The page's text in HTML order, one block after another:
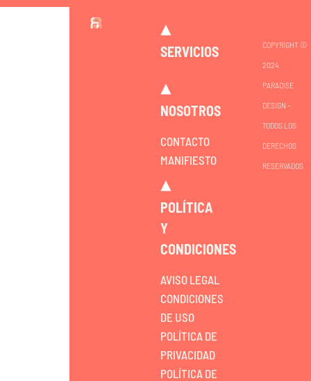
SERVICIOS
NOSOTROS
CONTACTO
MANIFIESTO
POLÍTICA
Y
CONDICIONES
AVISO LEGAL
CONDICIONES
DE USO
POLÍTICA DE
PRIVACIDAD
POLÍTICA DE
COPYRIGHT ©
2024
PARADISE
DESIGN –
TODOS LOS
DERECHOS
RESERVADOS